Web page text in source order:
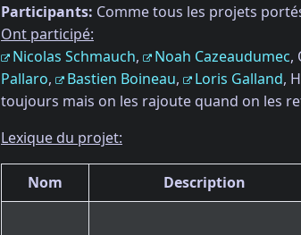
Participants: Comme tous les projets
Ont participé:
Nicolas Schmauch, Noah Cazeaudumec,
Pallaro, Bastien Boineau, Loris Galland,
toujours mais on les rajoute quand on les
Lexique du projet:
Nom Description